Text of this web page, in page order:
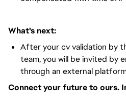
What's next:
After your cv validation by
team, you will be invited by
through an external
Connect your future to ours.